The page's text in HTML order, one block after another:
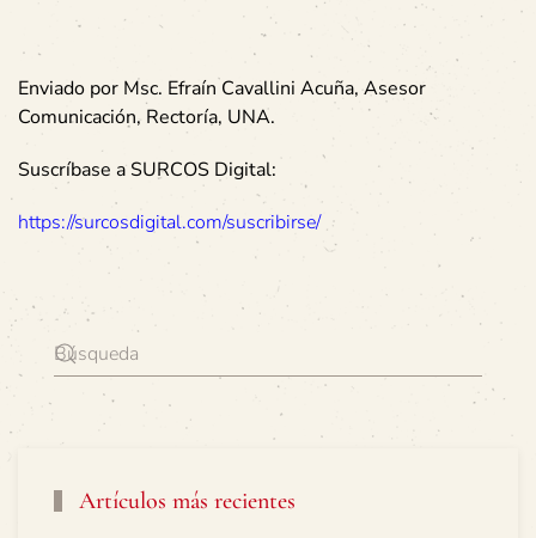
Enviado por Msc. Efraín Cavallini Acuña, Asesor
Comunicación, Rectoría, UNA.
Suscríbase a SURCOS Digital:
https://surcosdigital.com/suscribirse/
Artículos más recientes